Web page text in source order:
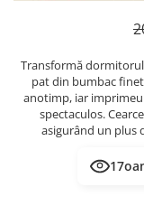
Transformă
pat din bumbac
anotimp, iar
spectaculos.
asigurând un plus
17